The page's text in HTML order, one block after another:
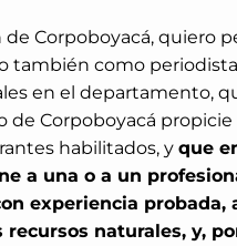
de Corpoboyacá, quiero
también como
en el departamento,
Corpoboyacá propicie
habilitados, y que
a una o a un
experiencia probada,
naturales, y,